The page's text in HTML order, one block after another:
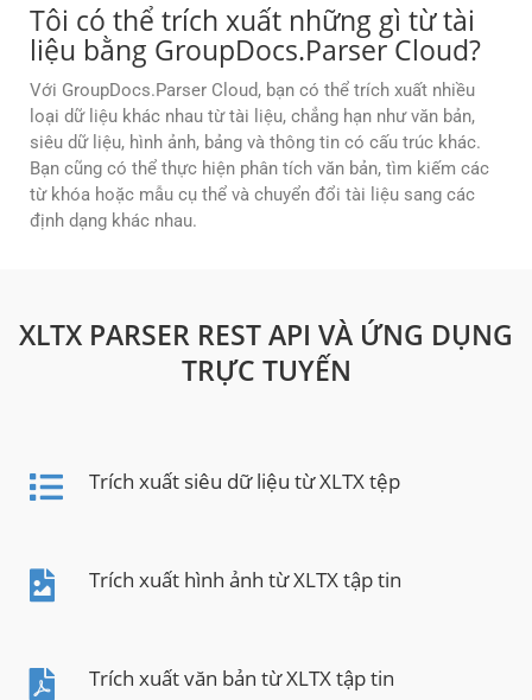
Tôi có thể trích xuất những gì từ tài
liệu bằng GroupDocs.Parser Cloud?
Với GroupDocs.Parser Cloud, bạn có thể trích xuất nhiều
loại dữ liệu khác nhau từ tài liệu, chẳng hạn như văn bản,
siêu dữ liệu, hình ảnh, bảng và thông tin có cấu trúc khác.
Bạn cũng có thể thực hiện phân tích văn bản, tìm kiếm các
từ khóa hoặc mẫu cụ thể và chuyển đổi tài liệu sang các
định dạng khác nhau.
XLTX PARSER REST API VÀ ỨNG DỤNG
TRỰC TUYẾN
Trích xuất siêu dữ liệu từ XLTX tệp
Trích xuất hình ảnh từ XLTX tập tin
Trích xuất văn bản từ XLTX tập tin